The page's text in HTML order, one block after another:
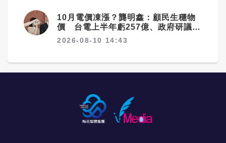
10月電價凍漲？龔明鑫：顧民生穩物
價 台電上半年虧257億、政府研議撥
補
2026-08-10 14:43